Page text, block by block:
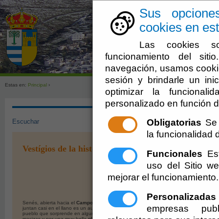
Sus
cookies en
Las cookies
funcionamiento del
navegación, usamos
sesión y brindarle un
optimizar la
personalizado en función
Obligatorias
la funcionalidad
Funcionales
uso del Sitio
mejorar el funcionamiento.
Personalizadas
empresas
Estas en: Principal ›
Escuchar
Vestígios de la historia
Senés, abierta hacia elCampo de Tabernaspor dos ramblas que se
juntan casi en el llano es un auténtico balcón sobre el desierto y un
pueblo que sorprende en algunos rincones por sus casas sólidas y